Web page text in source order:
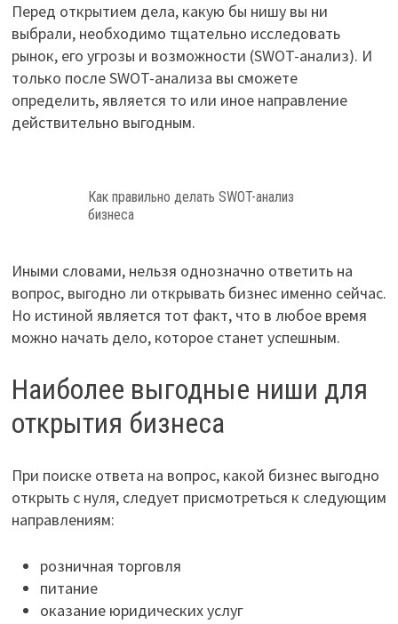
Перед открытием дела, какую бы нишу вы ни
выбрали, необходимо тщательно исследовать
рынок, его угрозы и возможности (SWOT-анализ). И
только после SWOT-анализа вы сможете
определить, является то или иное направление
действительно выгодным.
Как правильно делать SWOT-анализ
бизнеса
Иными словами, нельзя однозначно ответить на
вопрос, выгодно ли открывать бизнес именно сейчас.
Но истиной является тот факт, что в любое время
можно начать дело, которое станет успешным.
Наиболее выгодные ниши для
открытия бизнеса
При поиске ответа на вопрос, какой бизнес выгодно
открыть с нуля, следует присмотреться к следующим
направлениям:
розничная торговля
питание
оказание юридических услуг